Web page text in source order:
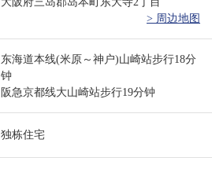
> 周边地图
东海道本线(米原～神户)山崎站步行18分
钟
阪急京都线大山崎站步行19分钟
独栋住宅